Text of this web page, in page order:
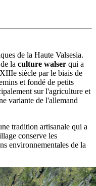
de la Haute Valsesia.
la culture walser qui a
siècle par le biais de
et fondé de petits
sur l'agriculture et
variante de l'allemand
tradition artisanale qui a
conserve les
environnementales de la